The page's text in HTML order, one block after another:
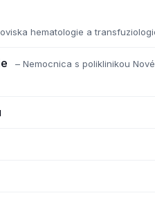
hematologie a
– Nemocnica s poliklinikou